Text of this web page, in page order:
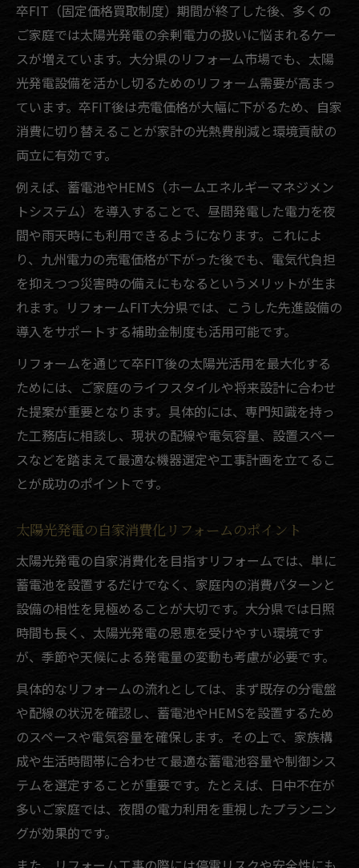
卒FIT（固定価格買取制度）期間が終了した後、多くの
ご家庭では太陽光発電の余剰電力の扱いに悩まれるケー
スが増えています。大分県のリフォーム市場でも、太陽
光発電設備を活かし切るためのリフォーム需要が高まっ
ています。卒FIT後は売電価格が大幅に下がるため、自家
消費に切り替えることが家計の光熱費削減と環境貢献の
両立に有効です。
例えば、蓄電池やHEMS（ホームエネルギーマネジメン
トシステム）を導入することで、昼間発電した電力を夜
間や雨天時にも利用できるようになります。これによ
り、九州電力の売電価格が下がった後でも、電気代負担
を抑えつつ災害時の備えにもなるというメリットが生ま
れます。リフォームFIT大分県では、こうした先進設備の
導入をサポートする補助金制度も活用可能です。
リフォームを通じて卒FIT後の太陽光活用を最大化する
ためには、ご家庭のライフスタイルや将来設計に合わせ
た提案が重要となります。具体的には、専門知識を持っ
た工務店に相談し、現状の配線や電気容量、設置スペー
スなどを踏まえて最適な機器選定や工事計画を立てるこ
とが成功のポイントです。
太陽光発電の自家消費化リフォームのポイント
太陽光発電の自家消費化を目指すリフォームでは、単に
蓄電池を設置するだけでなく、家庭内の消費パターンと
設備の相性を見極めることが大切です。大分県では日照
時間も長く、太陽光発電の恩恵を受けやすい環境です
が、季節や天候による発電量の変動も考慮が必要です。
具体的なリフォームの流れとしては、まず既存の分電盤
や配線の状況を確認し、蓄電池やHEMSを設置するため
のスペースや電気容量を確保します。その上で、家族構
成や生活時間帯に合わせて最適な蓄電池容量や制御シス
テムを選定することが重要です。たとえば、日中不在が
多いご家庭では、夜間の電力利用を重視したプランニン
グが効果的です。